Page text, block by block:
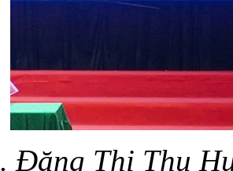
Đặng Thị Thu